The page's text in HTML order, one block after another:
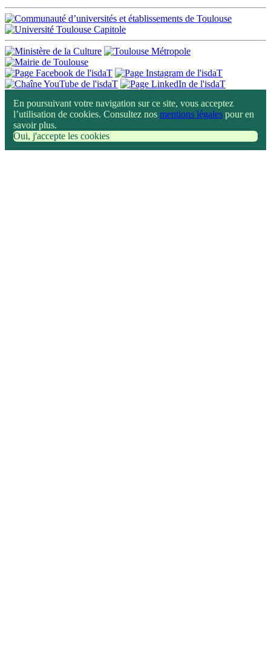
En poursuivant votre navigation sur ce site, vous acceptez
l’utilisation de cookies. Consultez nos mentions légales pour en
savoir plus.
Oui, j'accepte les cookies